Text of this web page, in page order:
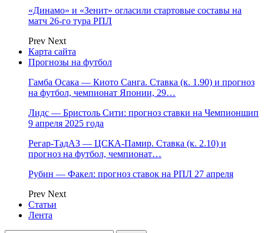
«Динамо» и «Зенит» огласили стартовые составы на
матч 26-го тура РПЛ
Prev Next
Карта сайта
Прогнозы на футбол
Гамба Осака — Киото Санга. Ставка (к. 1.90) и прогноз
на футбол, чемпионат Японии, 29…
Лидс — Бристоль Сити: прогноз ставки на Чемпионшип
9 апреля 2025 года
Регар-ТадАЗ — ЦСКА-Памир. Ставка (к. 2.10) и
прогноз на футбол, чемпионат…
Рубин — Факел: прогноз ставок на РПЛ 27 апреля
Prev Next
Статьи
Лента